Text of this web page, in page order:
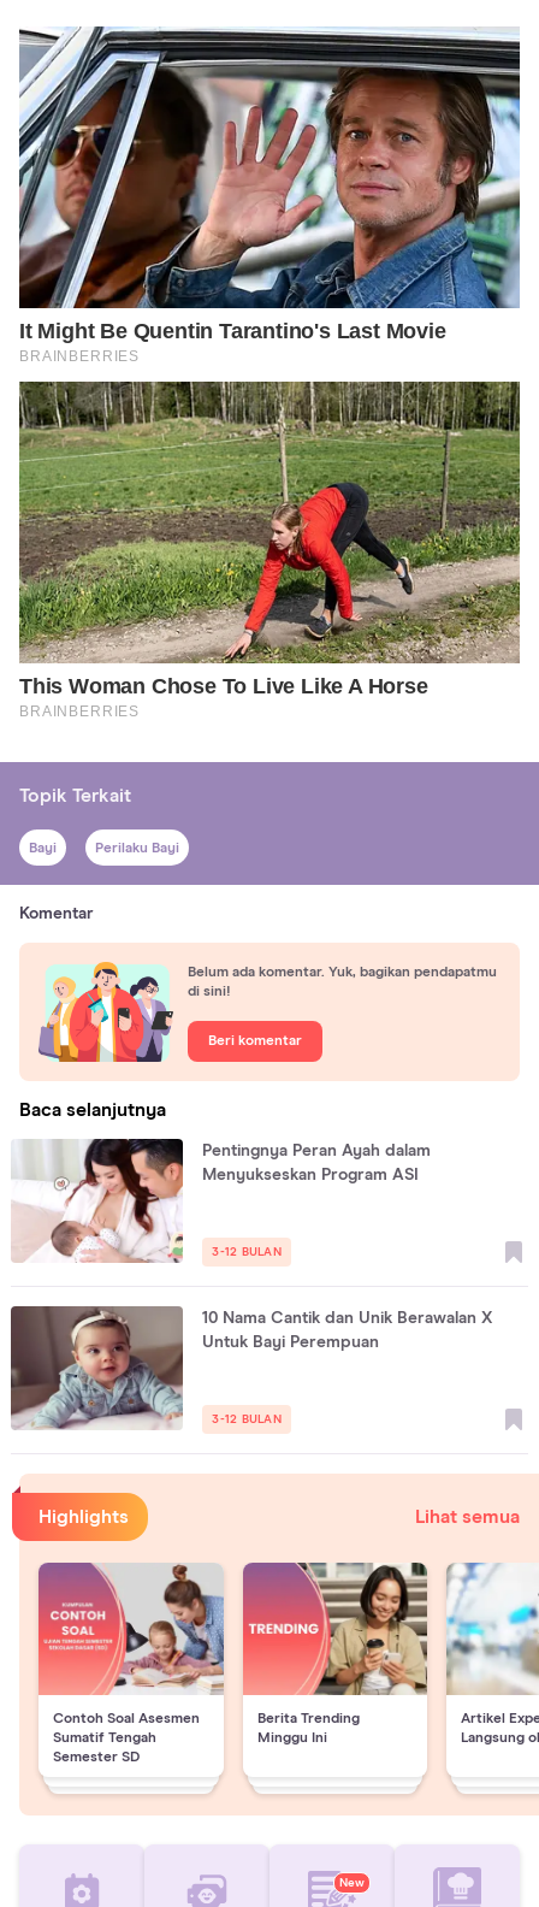
Topik Terkait
Bayi Perilaku Bayi
Komentar
Belum ada komentar. Yuk, bagikan pendapatmu
di sini!
Beri komentar
Baca selanjutnya
Pentingnya Peran Ayah dalam
Menyukseskan Program ASI
3-12 BULAN
10 Nama Cantik dan Unik Berawalan X
Untuk Bayi Perempuan
3-12 BULAN
Highlights Lihat semua
Contoh Soal Asesmen
Sumatif Tengah
Semester SD
Berita Trending
Minggu Ini
Artikel
Langsung
New